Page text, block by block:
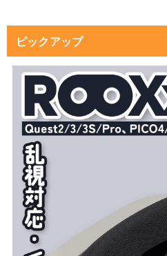
ピックアップ